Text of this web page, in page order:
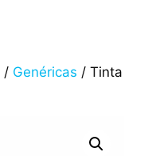
/ Genéricas / Tinta